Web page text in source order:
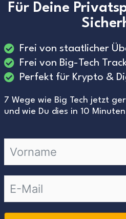
Für Deine
Frei von staatlicher
Frei von Big-Tech
Perfekt für Krypto &
7 Wege wie Big Tech jetzt
und wie Du dies in 10